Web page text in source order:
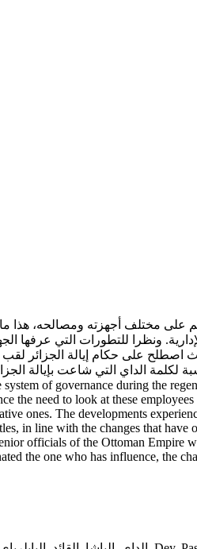
على مختلف أجهزته ومصالحه،
ونظرا للتطورات التي
اصطلح على حكام إيالة الجزائر
the need to look at these
ones. The developments
in line with the changes that
officials of the Ottoman
the one who has influence, the